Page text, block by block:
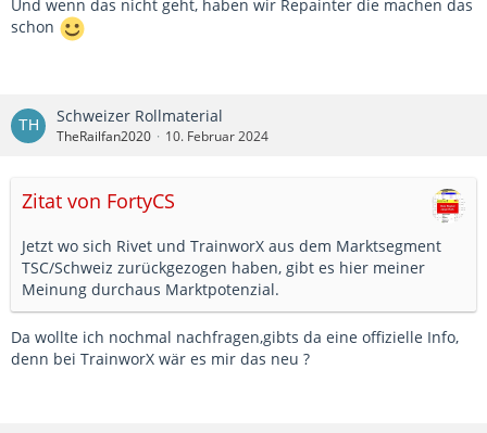
Und wenn das nicht geht, haben wir Repainter die machen das
schon
Schweizer Rollmaterial
TheRailfan2020 10. Februar 2024
Zitat von FortyCS
Jetzt wo sich Rivet und TrainworX aus dem Marktsegment
TSC/Schweiz zurückgezogen haben, gibt es hier meiner
Meinung durchaus Marktpotenzial.
Da wollte ich nochmal nachfragen,gibts da eine offizielle Info,
denn bei TrainworX wär es mir das neu ?